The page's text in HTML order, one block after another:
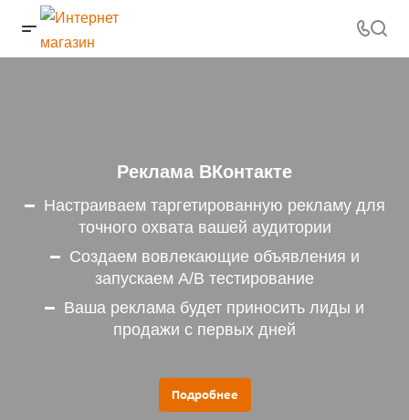
Реклама ВКонтакте
Настраиваем таргетированную рекламу для
точного охвата вашей аудитории
Создаем вовлекающие объявления и
запускаем A/B тестирование
Ваша реклама будет приносить лиды и
продажи с первых дней
Подробнее